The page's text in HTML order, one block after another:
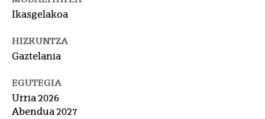
Ikasgelakoa
HIZKUNTZA
Gaztelania
EGUTEGIA
Urria 2026
Abendua 2027